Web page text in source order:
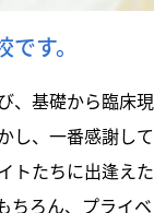
す。
、基礎から臨床現
し、一番感謝して
トたちに出逢えた
ちろん、プライベ